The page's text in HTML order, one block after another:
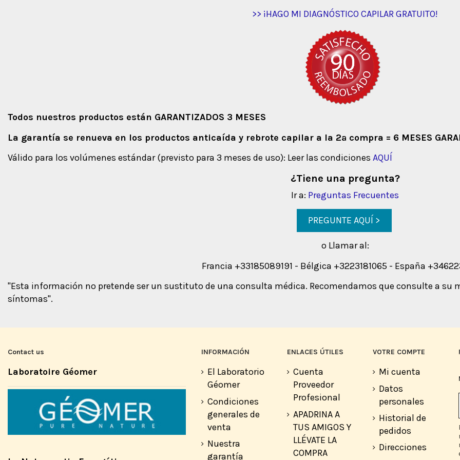
>> ¡HAGO MI DIAGNÓSTICO CAPILAR GRATUITO!
Todos nuestros productos están GARANTIZADOS 3 MESES
La garantía se renueva en los productos anticaída y rebrote capilar a la 2ª compra = 6 MESES
Válido para los volúmenes estándar (previsto para 3 meses de uso): Leer las condiciones AQUÍ
¿Tiene una pregunta?
Ir a: Preguntas Frecuentes
PREGUNTE AQUÍ >
o Llamar al:
Francia +33185089191 - Bélgica +3223181065 - España
"Esta información no pretende ser un sustituto de una consulta médica. Recomendamos que consulte a su
síntomas".
Contact us
Laboratoire Géomer
INFORMACIÓN
El Laboratorio
Géomer
Condiciones
generales de
venta
Nuestra
garantía
ENLACES ÚTILES
Cuenta
Proveedor
Profesional
APADRINA A
TUS AMIGOS Y
LLÉVATE LA
COMPRA
VOTRE COMPTE
Mi cuenta
Datos
personales
Historial de
pedidos
Direcciones